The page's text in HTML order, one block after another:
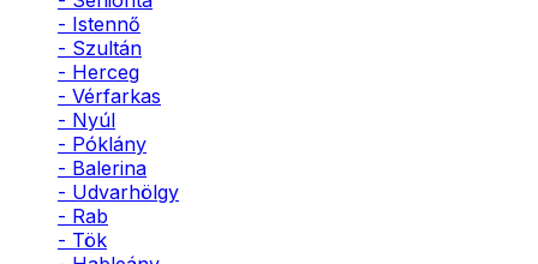
- Istennő
- Szultán
- Herceg
- Vérfarkas
- Nyúl
- Póklány
- Balerina
- Udvarhölgy
- Rab
- Tök